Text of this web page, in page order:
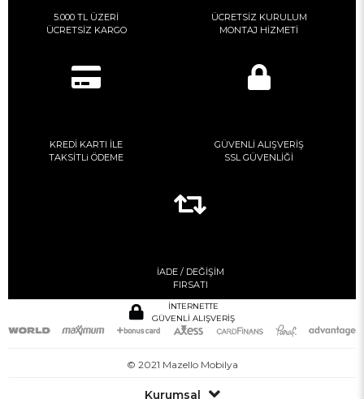
5.000 TL ÜZERİ
ÜCRETSİZ KARGO
ÜCRETSİZ KURULUM
MONTAJ HİZMETİ
KREDİ KARTI İLE
TAKSİTLi ÖDEME
GÜVENLİ ALIŞVERİŞ
SSL GÜVENLİĞİ
İADE / DEĞİŞİM
FIRSATI
İNTERNETTE
GÜVENLİ ALIŞVERİŞ
© 2021 Mazello Mobilya
Kurumsal